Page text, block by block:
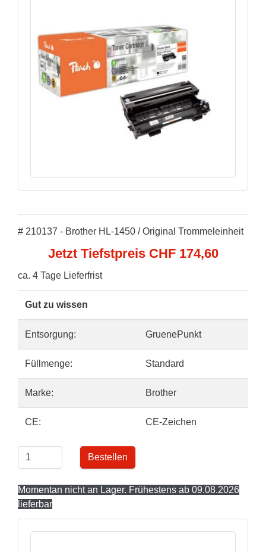
# 210137 - Brother HL-1450 / Original Trommeleinheit
Jetzt Tiefstpreis CHF 174,60
ca. 4 Tage Lieferfrist
Gut zu wissen
Entsorgung: GruenePunkt
Füllmenge: Standard
Marke: Brother
CE: CE-Zeichen
Bestellen
Momentan nicht an Lager. Frühestens ab 09.08.2026
lieferbar